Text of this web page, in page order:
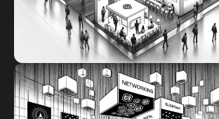
연을 들으실 수 있습니다.
STO 전시회